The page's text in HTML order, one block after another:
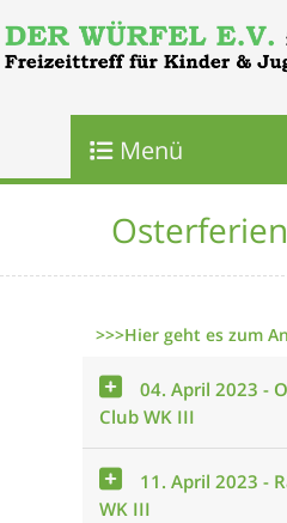
Menü
>>>Hier geht es zum
04. April 2023 -
Club WK III
11. April 2023 -
WK III